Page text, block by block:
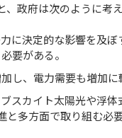
政府は次のように考え
に決定的な影響を及
要がある。
し、電力需要も増加
スカイト太陽光や浮
多方面で取り組む必要